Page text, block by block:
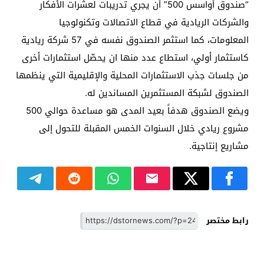
“صندوق أواسس 500” أن يجري تدريبات لعشرات الأفكار
والشركات الريادية في قطاع الاتصالات وتكنولوجيا
المعلومات، كما استثمر الصندوق نفسه في 57 شركة ريادية
كاستثمار أولي، استطاع عدد منها ان يحصّل استثمارات أخرى
من جلسات جذب الاستثمارات المحلية والإقليمية التي ينظمها
الصندوق لشبكة المستثمرين المساندين له.
ويضع الصندوق هدفاً بعيد المدى هو مساعدة حوالي 500
مشروع ريادي خلال السنوات الخمس المقبلة للتحول إلى
مشاريع إنتاجية.
رابط مختصر